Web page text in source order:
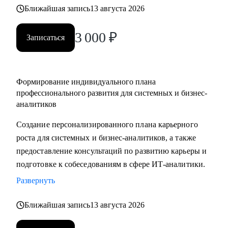
выбрать направление (СА/БА), требования рынка, как
строить карьеру в продукте/проекте/корпорации и какие
есть траектории развития
senior, lead)
• Бизнес‑аналитикам (в том числе тем, кто хочет усилить
• Senior/lead‑уровню: позиционирование, подготовка к
сложным интервью, переход в управление, расширение
зоны ответственности
• Начинающим и переходящим из смежных ролей
(например, техническим писателям и др.) - если ваша цель
понимание требований рынка
Ближайшая запись13 августа 2026
Записаться 3 000 ₽
Формирование индивидуального плана
профессионального развития для системных и бизнес-
аналитиков
Создание персонализированного плана карьерного
роста для системных и бизнес-аналитиков, а также
предоставление консультаций по развитию карьеры и
подготовке к собеседованиям в сфере ИТ-аналитики.
Развернуть
Ближайшая запись13 августа 2026